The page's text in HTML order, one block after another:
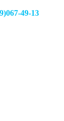
49-13